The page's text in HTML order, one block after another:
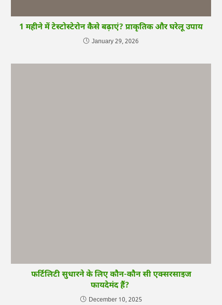
1 महीने में टेस्टोस्टेरोन कैसे बढ़ाएं? प्राकृतिक और घरेलू उपाय
January 29, 2026
फर्टिलिटी सुधारने के लिए कौन-कौन सी एक्सरसाइज
फायदेमंद हैं?
December 10, 2025